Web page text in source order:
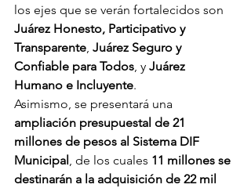
los ejes que se verán fortalecidos son
Juárez Honesto, Participativo y
Transparente, Juárez Seguro y
Confiable para Todos, y Juárez
Humano e Incluyente.
Asimismo, se presentará una
ampliación presupuestal de 21
millones de pesos al Sistema DIF
Municipal , de los cuales 11 millones se
destinarán a la adquisición de 22 mil